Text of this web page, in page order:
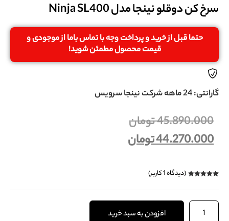
سرخ کن دوقلو نینجا مدل Ninja SL400
حتما قبل از خرید و پرداخت وجه با تماس باما از موجودی و
قیمت محصول مطمئن شوید!
گارانتی: 24 ماهه شرکت نینجا سرویس
45.890.000تومان
44.270.000تومان
(دیدگاه1کاربر)
افزودن به سبد خرید